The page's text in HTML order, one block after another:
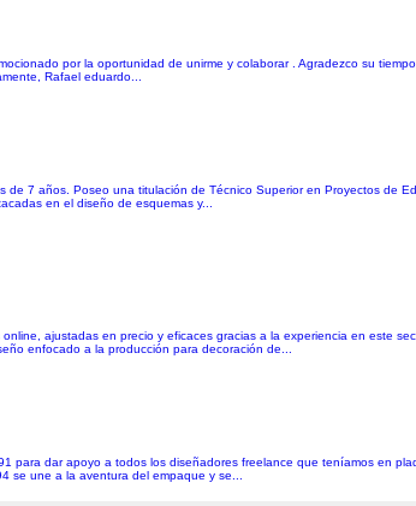
por la oportunidad de unirme y colaborar . Agradezco su
Rafael eduardo...
de 7 años. Poseo una titulación de Técnico Superior en Proyectos de
en el diseño de esquemas y...
ajustadas en precio y eficaces gracias a la experiencia en este
enfocado a la producción para decoración de...
para dar apoyo a todos los diseñadores freelance que teníamos en
se une a la aventura del empaque y se...